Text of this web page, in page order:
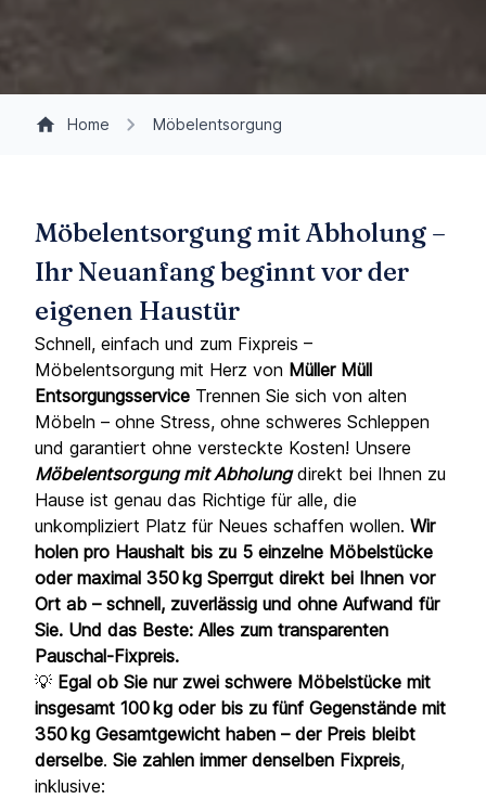
Home Möbelentsorgung
Möbelentsorgung mit Abholung –
Ihr Neuanfang beginnt vor der
eigenen Haustür
Schnell, einfach und zum Fixpreis –
Möbelentsorgung mit Herz von Müller Müll
Entsorgungsservice Trennen Sie sich von alten
Möbeln – ohne Stress, ohne schweres Schleppen
und garantiert ohne versteckte Kosten! Unsere
Möbelentsorgung mit Abholungdirekt bei Ihnen zu
Hause ist genau das Richtige für alle, die
unkompliziert Platz für Neues schaffen wollen. Wir
holen pro Haushalt bis zu 5 einzelne Möbelstücke
oder maximal 350 kg Sperrgut direkt bei Ihnen vor
Ort ab – schnell, zuverlässig und ohne Aufwand für
Sie. Und das Beste: Alles zum transparenten
Pauschal-Fixpreis.
💡 Egal ob Sie nur zwei schwere Möbelstücke mit
insgesamt 100 kg oder bis zu fünf Gegenstände mit
350 kg Gesamtgewicht haben – der Preis bleibt
derselbe. Sie zahlen immer denselben Fixpreis,
inklusive: